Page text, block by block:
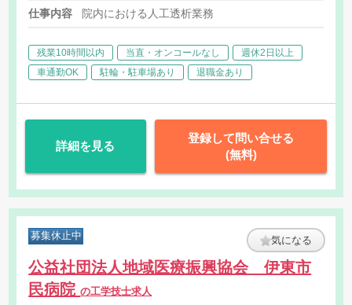
り 1回当たり、月平均3回)
当 3,000(1人) 伊東市への引
越しで下記が行政から支給さ
れる ※行政と個人の契約 ・
仕事内容 院内における人工透析業務
残業10時間以内 当直・オンコールなし
週休2日以上
車通勤OK
駐輪・駐車場あり 退職金あり
詳細を見る
登録して問い合せる
(無料)
募集休止中 気になる
公益社団法人地域医療振興協会 伊東市
民病院の工学技士求人